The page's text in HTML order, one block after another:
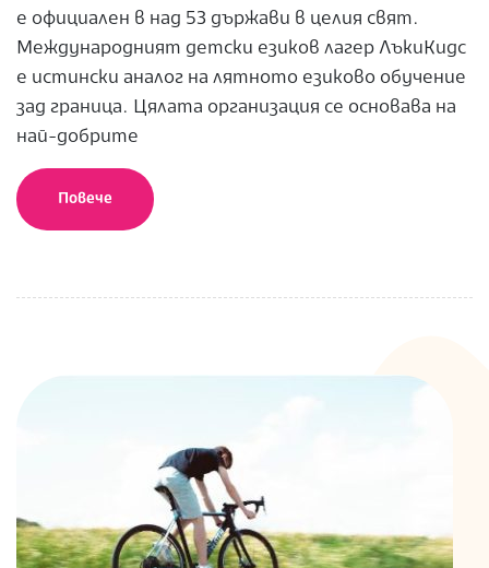
е официален в над 53 държави в целия свят.
Международният детски езиков лагер ЛъкиКидс
е истински аналог на лятното езиково обучение
зад граница. Цялата организация се основава на
най-добрите
Повече